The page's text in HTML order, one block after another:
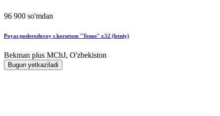
96 900 so'mdan
Poyas poslerodovoy s korsetom "Tonus" r.52 (letniy)
Bekman plus MChJ, O'zbekiston
Bugun yetkaziladi